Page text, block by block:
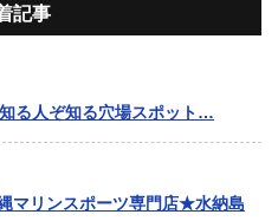
記事
る人ぞ知る穴場スポット…
マリンスポーツ専門店★水納島